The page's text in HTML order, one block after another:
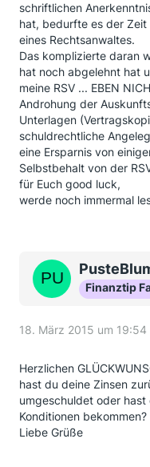
schriftlichen
hat, bedurfte es der
eines Rechtsanwaltes.
Das komplizierte daran
hat noch abgelehnt hat
meine RSV ... EBEN
Androhung der
Unterlagen
schuldrechtliche
eine Ersparnis von
Selbstbehalt von der
für Euch good luck,
werde noch immermal
Finanztip
18. März 2015 um 19:54
Herzlichen
hast du deine Zinsen
umgeschuldet oder
Konditionen bekommen?
Liebe Grüße